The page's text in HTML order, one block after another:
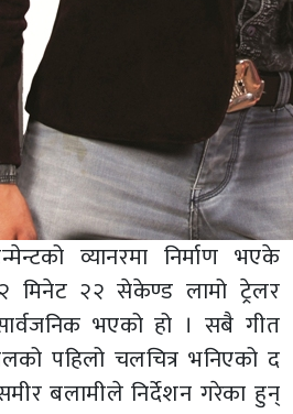
व्यानरमा निर्माण भएके
मिनेट २२ सेकेण्ड लामो ट्रेलर
भएको हो । सबै गीत
पहिलो चलचित्र भनिएको द
बलामीले निर्देशन गरेका हुन्